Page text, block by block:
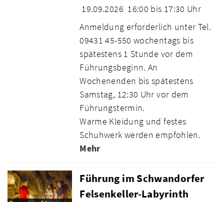
19.09.2026 16:00 bis 17:30 Uhr
Anmeldung erforderlich unter Tel.
09431 45-550 wochentags bis
spätestens 1 Stunde vor dem
Führungsbeginn. An
Wochenenden bis spätestens
Samstag, 12:30 Uhr vor dem
Führungstermin.
Warme Kleidung und festes
Schuhwerk werden empfohlen.
Mehr
Führung im Schwandorfer
Felsenkeller-Labyrinth